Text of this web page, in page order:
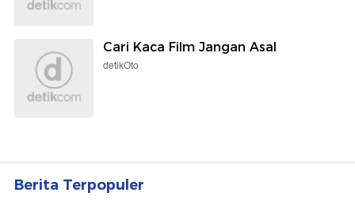
Cari Kaca Film Jangan Asal
detikOto
Berita Terpopuler